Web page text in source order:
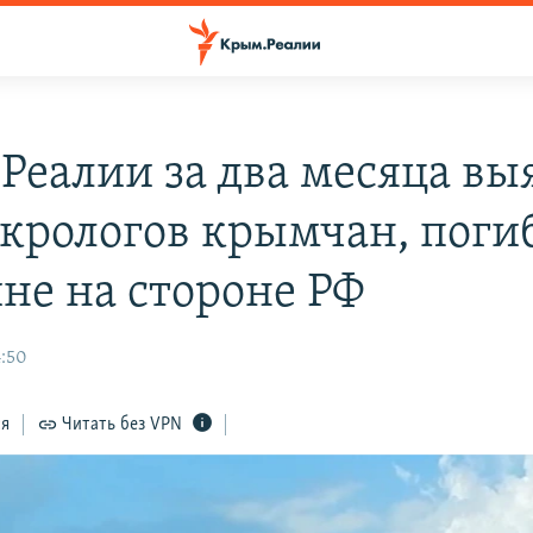
за два месяца
крымчан,
на стороне РФ
Читать без VPN